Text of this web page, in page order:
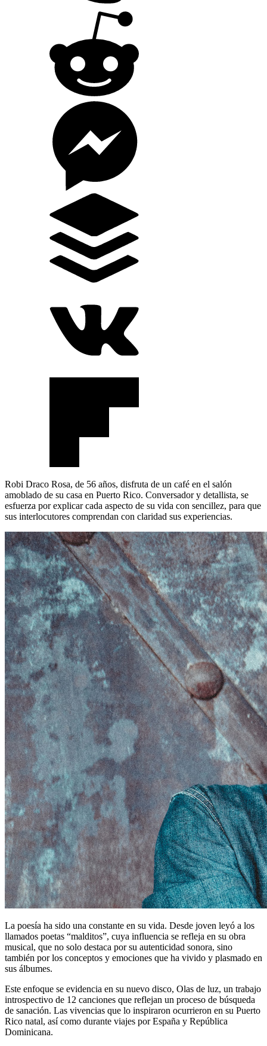
Robi Draco Rosa, de 56 años, disfruta de un café en el salón
amoblado de su casa en Puerto Rico. Conversador y detallista, se
esfuerza por explicar cada aspecto de su vida con sencillez, para que
sus interlocutores comprendan con claridad sus experiencias.
La poesía ha sido una constante en su vida. Desde joven leyó a los
llamados poetas “malditos”, cuya influencia se refleja en su obra
musical, que no solo destaca por su autenticidad sonora, sino
también por los conceptos y emociones que ha vivido y plasmado en
sus álbumes.
Este enfoque se evidencia en su nuevo disco, Olas de luz, un trabajo
introspectivo de 12 canciones que reflejan un proceso de búsqueda
de sanación. Las vivencias que lo inspiraron ocurrieron en su Puerto
Rico natal, así como durante viajes por España y República
Dominicana.